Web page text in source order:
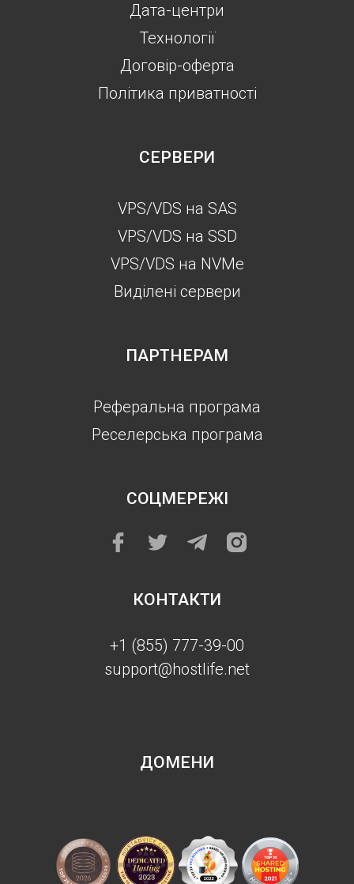
Дата-центри
Технології
Договір-оферта
Політика приватності
СЕРВЕРИ
VPS/VDS на SAS
VPS/VDS на SSD
VPS/VDS на NVMe
Виділені сервери
ПАРТНЕРАМ
Реферальна програма
Реселерська програма
СОЦМЕРЕЖІ
КОНТАКТИ
+1 (855) 777-39-00
support@hostlife.net
ДОМЕНИ